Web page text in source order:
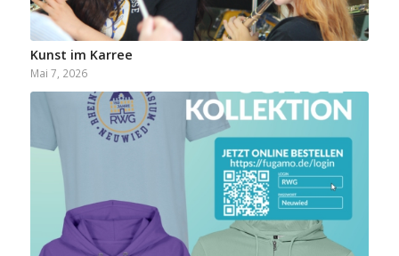
Kunst im Karree
Mai 7, 2026